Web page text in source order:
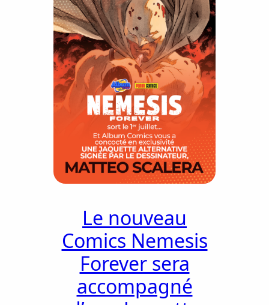
Le nouveau
Comics Nemesis
Forever sera
accompagné